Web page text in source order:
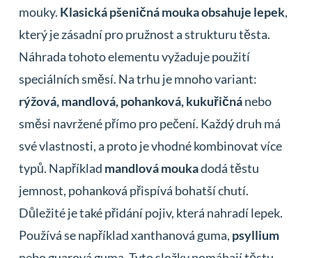
mouky. Klasická pšeničná mouka obsahuje lepek,
který je zásadní pro pružnost a strukturu těsta.
Náhrada tohoto elementu vyžaduje použití
speciálních směsí. Na trhu je mnoho variant:
rýžová, mandlová, pohanková, kukuřičnánebo
směsi navržené přímo pro pečení. Každý druh má
své vlastnosti, a proto je vhodné kombinovat více
typů. Například mandlová moukadodá těstu
jemnost, pohanková přispívá bohatší chutí.
Důležité je také přidání pojiv, která nahradí lepek.
Používá se například xanthanová guma, psyllium